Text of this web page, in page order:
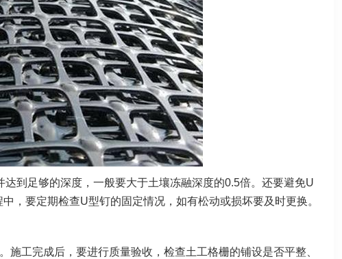
到足够的深度，一般要大于土壤冻融深度的0.5倍。还要避免U
，要定期检查U型钉的固定情况，如有松动或损坏要及时更换。
工完成后，要进行质量验收，检查土工格栅的铺设是否平整、